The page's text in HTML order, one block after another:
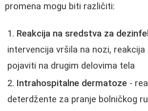
promena mogu biti različiti:
Reakcija na sredstva za
intervencija vršila na nozi, reakcija
pojaviti na drugim delovima tela
Intrahospitalne dermatoze -
deterdžente za pranje bolničkog